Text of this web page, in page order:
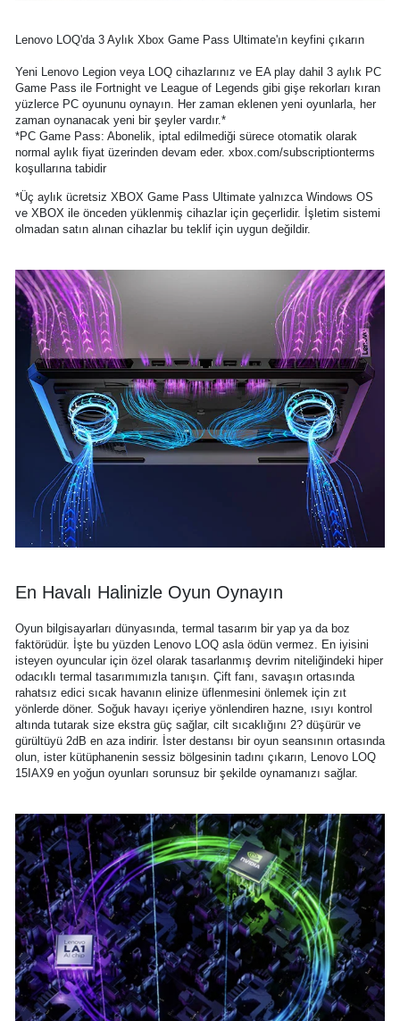
Lenovo LOQ'da 3 Aylık Xbox Game Pass Ultimate'ın keyfini çıkarın
Yeni Lenovo Legion veya LOQ cihazlarınız ve EA play dahil 3 aylık PC
Game Pass ile Fortnight ve League of Legends gibi gişe rekorları kıran
yüzlerce PC oyununu oynayın. Her zaman eklenen yeni oyunlarla, her
zaman oynanacak yeni bir şeyler vardır.*
*PC Game Pass: Abonelik, iptal edilmediği sürece otomatik olarak
normal aylık fiyat üzerinden devam eder. xbox.com/subscriptionterms
koşullarına tabidir
*Üç aylık ücretsiz XBOX Game Pass Ultimate yalnızca Windows OS
ve XBOX ile önceden yüklenmiş cihazlar için geçerlidir. İşletim sistemi
olmadan satın alınan cihazlar bu teklif için uygun değildir.
En Havalı Halinizle Oyun Oynayın
Oyun bilgisayarları dünyasında, termal tasarım bir yap ya da boz
faktörüdür. İşte bu yüzden Lenovo LOQ asla ödün vermez. En iyisini
isteyen oyuncular için özel olarak tasarlanmış devrim niteliğindeki hiper
odacıklı termal tasarımımızla tanışın. Çift fanı, savaşın ortasında
rahatsız edici sıcak havanın elinize üflenmesini önlemek için zıt
yönlerde döner. Soğuk havayı içeriye yönlendiren hazne, ısıyı kontrol
altında tutarak size ekstra güç sağlar, cilt sıcaklığını 2? düşürür ve
gürültüyü 2dB en aza indirir. İster destansı bir oyun seansının ortasında
olun, ister kütüphanenin sessiz bölgesinin tadını çıkarın, Lenovo LOQ
15IAX9 en yoğun oyunları sorunsuz bir şekilde oynamanızı sağlar.